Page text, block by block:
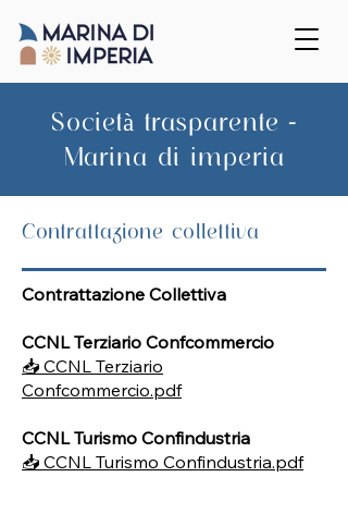
Società trasparente -
Marina di imperia
Contrattazione collettiva
Contrattazione Collettiva
CCNL Terziario Confcommercio
📥 CCNL Terziario
Confcommercio.pdf
CCNL Turismo Confindustria
📥 CCNL Turismo Confindustria.pdf